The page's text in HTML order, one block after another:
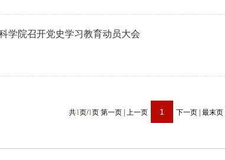
学院召开党史学习教育动员大会
共1页/1页 第一页| 上一页 1 下一页| 最末页